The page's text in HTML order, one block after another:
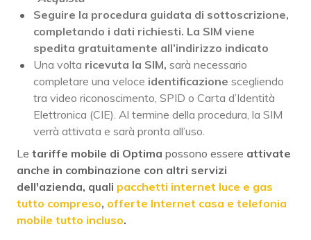
Seguire la procedura guidata di sottoscrizione,
completando i dati richiesti. La SIM viene
spedita gratuitamente all’indirizzo indicato
Una volta ricevuta la SIM, sarà necessario
completare una veloce identificazione scegliendo
tra video riconoscimento, SPID o Carta d’Identità
Elettronica (CIE). Al termine della procedura, la SIM
verrà attivata e sarà pronta all’uso.
Le tariffe mobile di Optima possono essere attivate
anche in combinazione con altri servizi
dell'azienda, quali pacchetti internet luce e gas
tutto compreso, offerte Internet casa e telefonia
mobile tutto incluso.